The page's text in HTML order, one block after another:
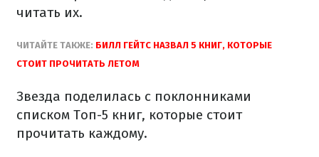
читать их.
ЧИТАЙТЕ ТАКЖЕ: БИЛЛ ГЕЙТС НАЗВАЛ 5 КНИГ, КОТОРЫЕ
СТОИТ ПРОЧИТАТЬ ЛЕТОМ
Звезда поделилась с поклонниками
списком Топ-5 книг, которые стоит
прочитать каждому.